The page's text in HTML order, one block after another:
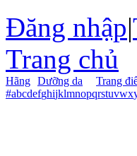
Đăng nhập|
Trang chủ
Hãng Dưỡng da Trang
#abcdefghijklmnopqrstuvwx